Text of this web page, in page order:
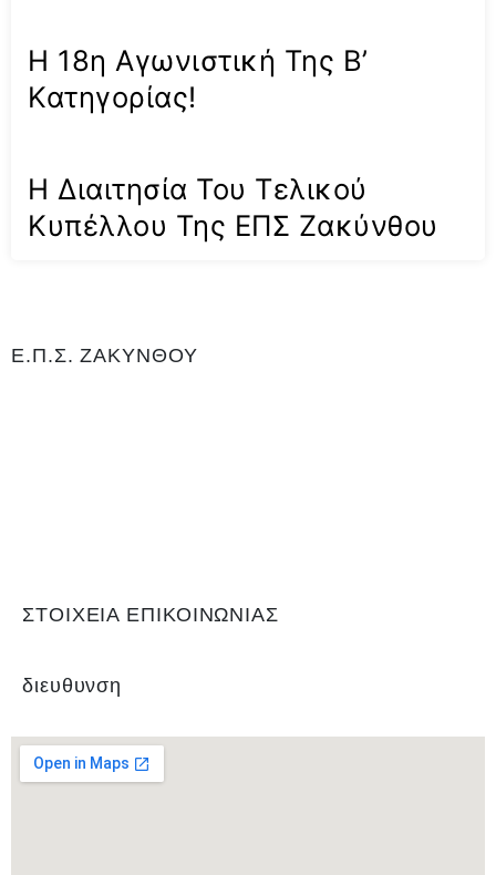
Η 18η Αγωνιστική Της Β’
Κατηγορίας!
Η Διαιτησία Του Τελικού
Κυπέλλου Της ΕΠΣ Ζακύνθου
Ε.Π.Σ. ΖΑΚΥΝΘΟΥ
ΣΤΟΙΧΕΙΑ ΕΠΙΚΟΙΝΩΝΙΑΣ
διευθυνση